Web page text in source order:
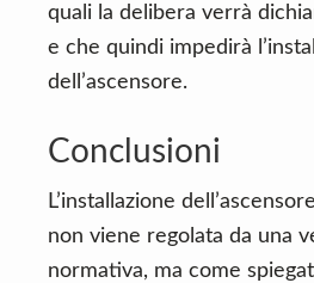
quali la delibera verrà
e che quindi impedirà
dell’ascensore.
Conclusioni
L’installazione
non viene regolata da una
normativa, ma come